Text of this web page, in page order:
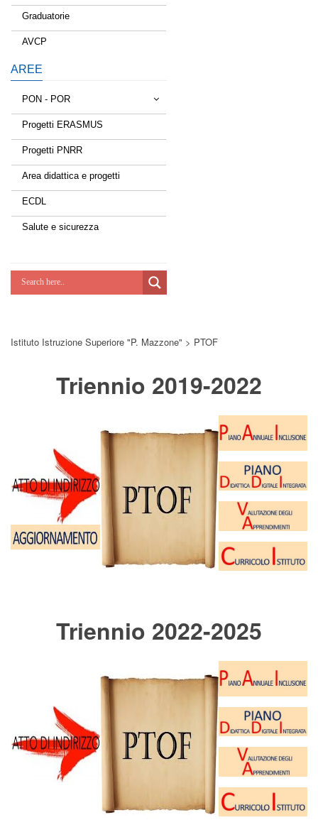
Graduatorie
AVCP
AREE
PON - POR
Tessere la rete
Estate a scuola
Scuola d'estate
Lab Green
Potenziamoci
Progetti ERASMUS
Progetti PNRR
Area didattica e progetti
ECDL
Salute e sicurezza
Istituto Istruzione Superiore "P. Mazzone" > PTOF
Triennio 2019-2022
Triennio 2022-2025